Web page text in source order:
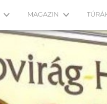
MAGAZIN